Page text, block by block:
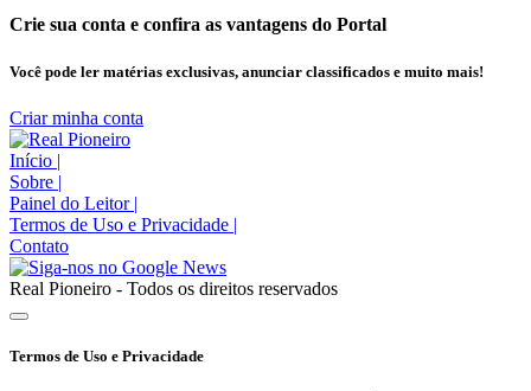
Crie sua conta e confira as vantagens do Portal
Você pode ler matérias exclusivas, anunciar classificados e muito mais!
Criar minha conta
Início |
Sobre |
Painel do Leitor |
Termos de Uso e Privacidade |
Contato
Real Pioneiro - Todos os direitos reservados
Termos de Uso e Privacidade